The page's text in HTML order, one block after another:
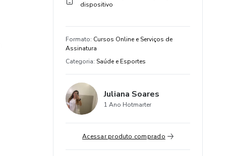
dispositivo
Formato: Cursos Online e Serviços de
Assinatura
Categoria: Saúde e Esportes
Juliana Soares
1 Ano Hotmarter
Acessar produto comprado